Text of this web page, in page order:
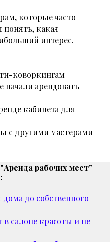
которые часто
какая
интерес.
коворкингам
начали арендовать
кабинета для
с другими мастерами -
рабочих мест"
до собственного
в салоне красоты и не